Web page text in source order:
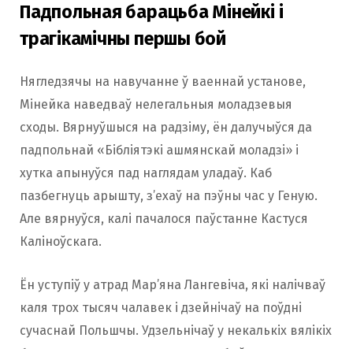
Падпольная барацьба Мінейкі і
трагікамічны першы бой
Нягледзячы на навучанне ў ваеннай установе,
Мінейка наведваў нелегальныя моладзевыя
сходы. Вярнуўшыся на радзіму, ён далучыўся да
падпольнай «Бібліятэкі ашмянскай моладзі» і
хутка апынуўся пад наглядам уладаў. Каб
пазбегнуць арышту, з’ехаў на пэўны час у Геную.
Але вярнуўся, калі пачалося паўстанне Кастуся
Каліноўскага.
Ён уступіў у атрад Мар’яна Лангевіча, які налічваў
каля трох тысяч чалавек і дзейнічаў на поўдні
сучаснай Польшчы. Удзельнічаў у некалькіх вялікіх